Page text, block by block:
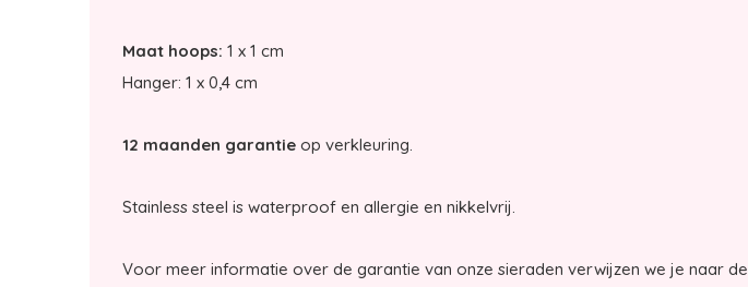
Maat hoops: 1 x 1 cm
Hanger: 1 x 0,4 cm
12 maanden garantie op verkleuring.
Stainless steel is waterproof en allergie en nikkelvrij.
Voor meer informatie over de garantie van onze sieraden verwijzen we je naar de